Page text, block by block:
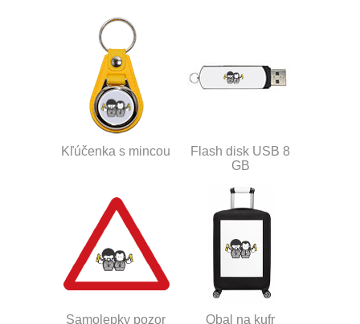
Kľúčenka s mincou
Flash disk USB 8
GB
Samolepky pozor Obal na kufr